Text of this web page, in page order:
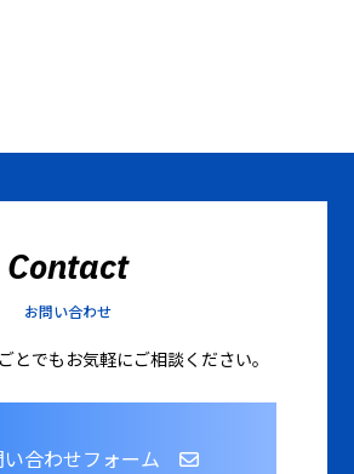
Contact
お問い合わせ
とでもお気軽にご相談ください。
い合わせフォーム